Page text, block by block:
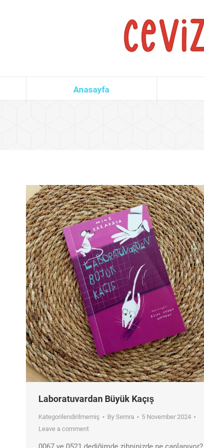
Anasayfa
Laboratuvardan Büyük Kaçış
Kategorilendirilmemiş By Semra
5 November 2024
Leave a comment